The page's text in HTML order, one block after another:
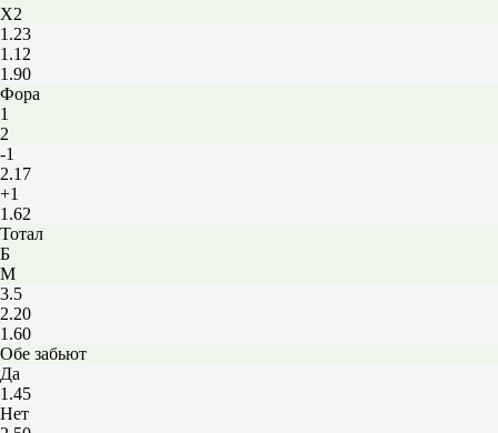
X2
1.23
1.12
1.90
Фора
1
2
-1
2.17
+1
1.62
Тотал
Б
М
3.5
2.20
1.60
Обе забьют
Да
1.45
Нет